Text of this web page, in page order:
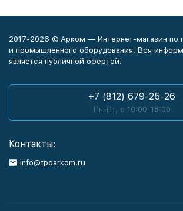
2017-2026 © Арком — Интернет-магазин по
и промышленного оборудования. Вся
является публичной офертой.
+7 (812) 679-25-26
Пн-Пт, с 10:00-18:00
Контакты:
info@tpoarkom.ru